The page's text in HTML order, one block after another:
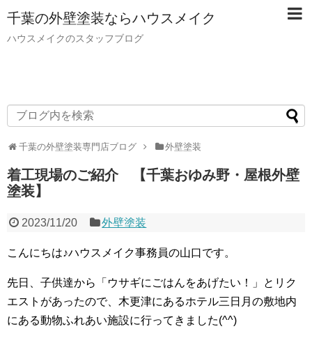
千葉の外壁塗装ならハウスメイク
ハウスメイクのスタッフブログ
千葉の外壁塗装専門店ブログ 外壁塗装
着工現場のご紹介 【千葉おゆみ野・屋根外壁
塗装】
2023/11/20 外壁塗装
こんにちは♪ハウスメイク事務員の山口です。
先日、子供達から「ウサギにごはんをあげたい！」とリク
エストがあったので、木更津にあるホテル三日月の敷地内
にある動物ふれあい施設に行ってきました(^^)